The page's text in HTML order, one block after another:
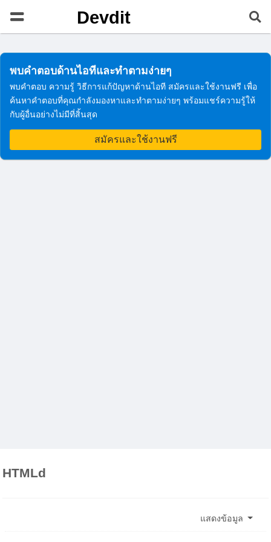
Devdit
พบคำตอบด้านไอทีและทำตามง่ายๆ
พบคำตอบ ความรู้ วิธีการแก้ปัญหาด้านไอที สมัครและใช้งานฟรี เพื่อ
ค้นหาคำตอบที่คุณกำลังมองหาและทำตามง่ายๆ พร้อมแชร์ความรู้ให้
กับผู้อื่นอย่างไม่มีที่สิ้นสุด
สมัครและใช้งานฟรี
HTMLd
แสดงข้อมูล